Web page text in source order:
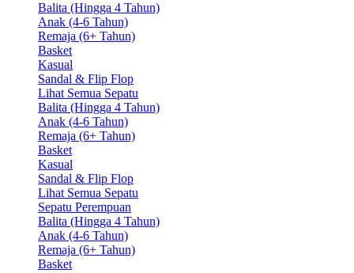
Balita (Hingga 4 Tahun)
Anak (4-6 Tahun)
Remaja (6+ Tahun)
Basket
Kasual
Sandal & Flip Flop
Lihat Semua Sepatu
Balita (Hingga 4 Tahun)
Anak (4-6 Tahun)
Remaja (6+ Tahun)
Basket
Kasual
Sandal & Flip Flop
Lihat Semua Sepatu
Sepatu Perempuan
Balita (Hingga 4 Tahun)
Anak (4-6 Tahun)
Remaja (6+ Tahun)
Basket